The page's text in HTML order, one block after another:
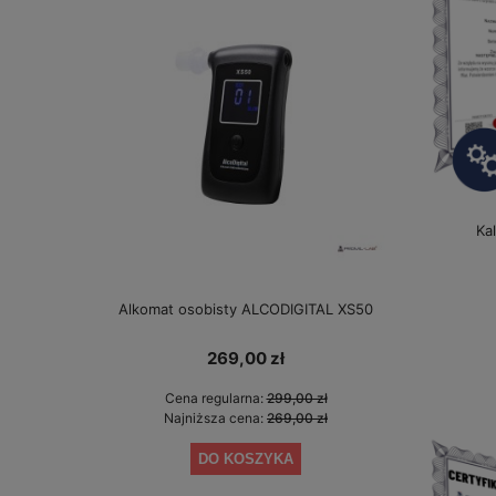
Alkomat osobisty ALCODIGITAL XS50
269,00 zł
Cena regularna:299,00 zł
Najniższa cena: 269,00 zł
DO KOSZYKA
Alkomat